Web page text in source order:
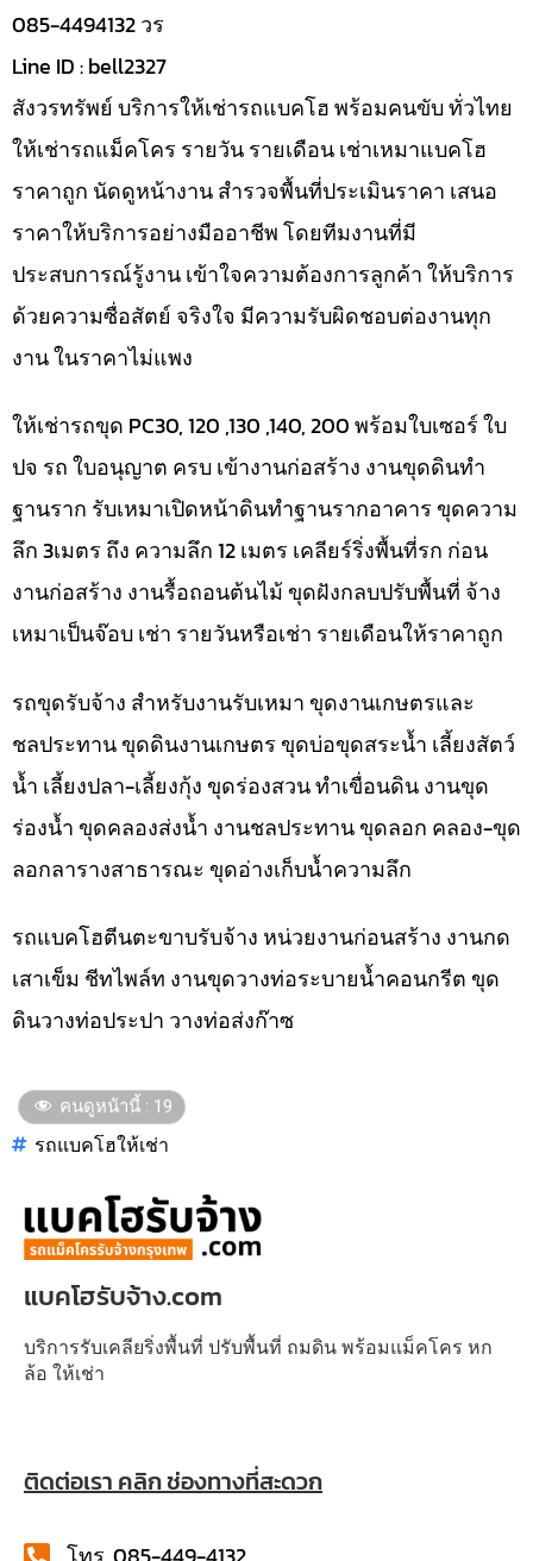
085-4494132 วร
Line ID : bell2327
สังวรทรัพย์ บริการให้เช่ารถแบคโฮ พร้อมคนขับ ทั่วไทย
ให้เช่ารถแม็คโคร รายวัน รายเดือน เช่าเหมาแบคโฮ
ราคาถูก นัดดูหน้างาน สำรวจพื้นที่ประเมินราคา เสนอ
ราคาให้บริการอย่างมืออาชีพ โดยทีมงานที่มี
ประสบการณ์รู้งาน เข้าใจความต้องการลูกค้า ให้บริการ
ด้วยความซื่อสัตย์ จริงใจ มีความรับผิดชอบต่องานทุก
งาน ในราคาไม่แพง
ให้เช่ารถขุด PC30, 120 ,130 ,140, 200 พร้อมใบเซอร์ ใบ
ปจ รถ ใบอนุญาต ครบ เข้างานก่อสร้าง งานขุดดินทำ
ฐานราก รับเหมาเปิดหน้าดินทำฐานรากอาคาร ขุดความ
ลึก 3เมตร ถึง ความลึก 12 เมตร เคลียร์ริ่งพื้นที่รก ก่อน
งานก่อสร้าง งานรื้อถอนต้นไม้ ขุดฝังกลบปรับพื้นที่ จ้าง
เหมาเป็นจ๊อบ เช่า รายวันหรือเช่า รายเดือนให้ราคาถูก
รถขุดรับจ้าง สำหรับงานรับเหมา ขุดงานเกษตรและ
ชลประทาน ขุดดินงานเกษตร ขุดบ่อขุดสระน้ำ เลี้ยงสัตว์
น้ำ เลี้ยงปลา-เลี้ยงกุ้ง ขุดร่องสวน ทำเขื่อนดิน งานขุด
ร่องน้ำ ขุดคลองส่งน้ำ งานชลประทาน ขุดลอก คลอง-ขุด
ลอกลารางสาธารณะ ขุดอ่างเก็บน้ำความลึก
รถแบคโฮตีนตะขาบรับจ้าง หน่วยงานก่อนสร้าง งานกด
เสาเข็ม ชีทไพล์ท งานขุดวางท่อระบายน้ำคอนกรีต ขุด
ดินวางท่อประปา วางท่อส่งก๊าซ
คนดูหน้านี้ : 19
รถแบคโฮให้เช่า
แบคโฮรับจ้าง.com
บริการรับเคลียริ่งพื้นที่ ปรับพื้นที่ ถมดิน พร้อมแม็คโคร หก
ล้อ ให้เช่า
ติดต่อเรา คลิก ช่องทางที่สะดวก